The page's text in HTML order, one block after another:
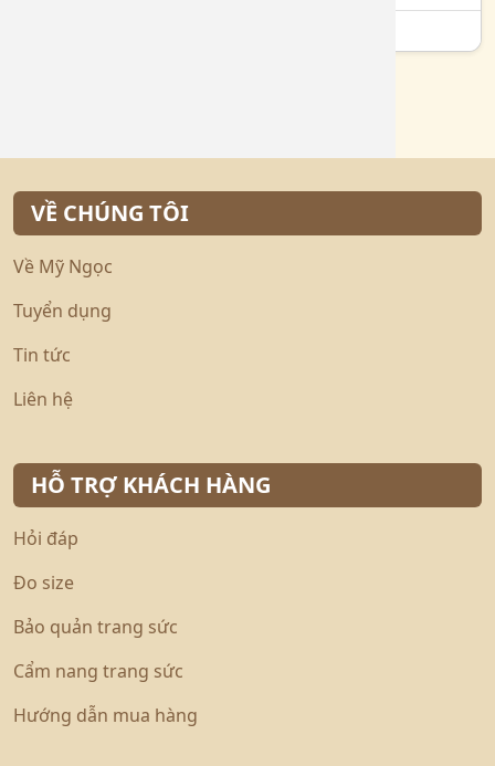
VỀ CHÚNG TÔI
Về Mỹ Ngọc
Tuyển dụng
Tin tức
Liên hệ
HỖ TRỢ KHÁCH HÀNG
Hỏi đáp
Đo size
Bảo quản trang sức
Cẩm nang trang sức
Hướng dẫn mua hàng